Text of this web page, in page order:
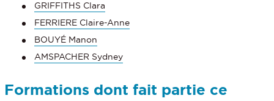
GRIFFITHS Clara
FERRIERE Claire-Anne
BOUYÉ Manon
AMSPACHER Sydney
Formations dont fait partie ce